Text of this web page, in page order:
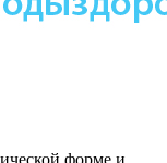
форме и